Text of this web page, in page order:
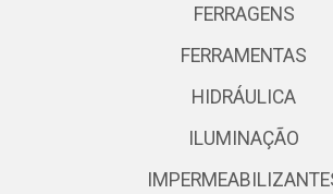
FERRAGENS
FERRAMENTAS
HIDRÁULICA
ILUMINAÇÃO